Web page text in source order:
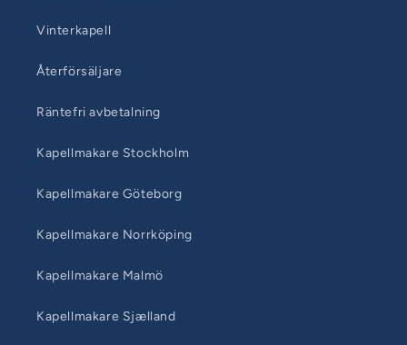
Vinterkapell
Återförsäljare
Räntefri avbetalning
Kapellmakare Stockholm
Kapellmakare Göteborg
Kapellmakare Norrköping
Kapellmakare Malmö
Kapellmakare Sjælland